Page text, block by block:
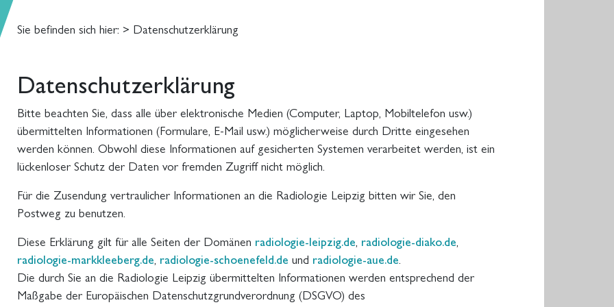
Sie befinden sich hier: > Datenschutzerklärung
Datenschutzerklärung
Bitte beachten Sie, dass alle über elektronische Medien (Computer, Laptop, Mobiltelefon usw.)
übermittelten Informationen (Formulare, E-Mail usw.) möglicherweise durch Dritte eingesehen
werden können. Obwohl diese Informationen auf gesicherten Systemen verarbeitet werden, ist ein
lückenloser Schutz der Daten vor fremden Zugriff nicht möglich.
Für die Zusendung vertraulicher Informationen an die Radiologie Leipzig bitten wir Sie, den
Postweg zu benutzen.
Diese Erklärung gilt für alle Seiten der Domänen radiologie-leipzig.de radiologie-diako.de
radiologie-markkleeberg.de radiologie-schoenefeld.de und radiologie-aue.de
Die durch Sie an die Radiologie Leipzig übermittelten Informationen werden entsprechend der
Maßgabe der Europäischen Datenschutzgrundverordnung (DSGVO) des